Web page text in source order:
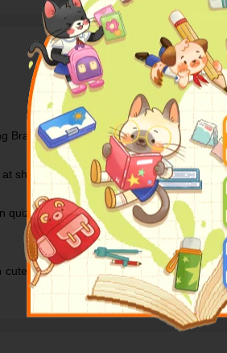
Brain Games for Clever Kids series,
sharpening the minds of the next
quizzes for kids to complete. The
and funny kawaii-style creatures,